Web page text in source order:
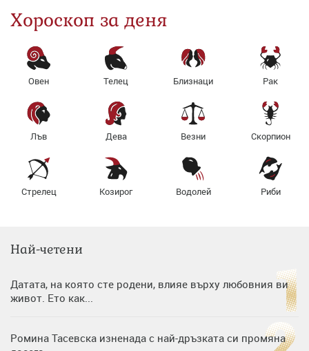
Хороскоп за деня
Овен Телец Близнаци Рак
Лъв Дева Везни Скорпион
Стрелец Козирог Водолей Риби
Най-четени
Датата, на която сте родени, влияе върху любовния ви
живот. Ето как...
Ромина Тасевска изненада с най-дръзката си промяна